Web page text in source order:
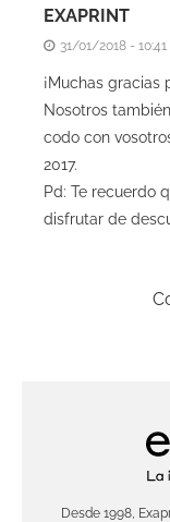
EXAPRINT
31/01/2018 - 10:41
¡Muchas gracias
Nosotros
codo con
2017.
Pd: Te recuerdo
disfrutar de
Desde 1998,